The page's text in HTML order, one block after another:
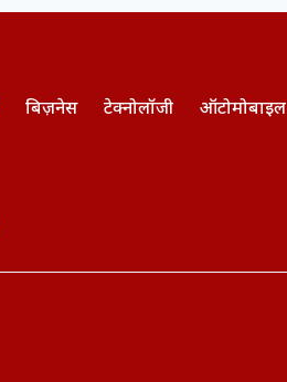
बिज़नेस टेक्नोलॉजी ऑटोमोबाइल